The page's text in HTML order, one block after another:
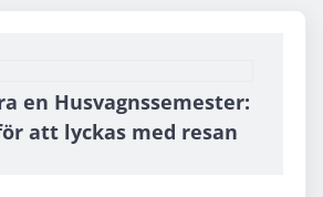
en Husvagnssemester:
att lyckas med resan